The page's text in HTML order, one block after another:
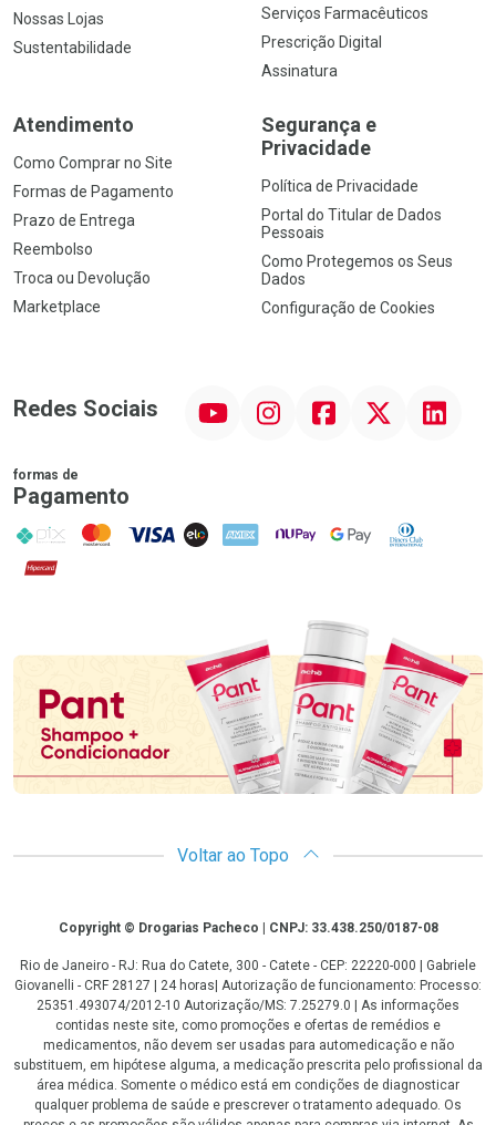
Nossas Lojas
Sustentabilidade
Serviços Farmacêuticos
Prescrição Digital
Assinatura
Atendimento
Como Comprar no Site
Formas de Pagamento
Prazo de Entrega
Reembolso
Troca ou Devolução
Marketplace
Segurança e
Privacidade
Política de Privacidade
Portal do Titular de Dados
Pessoais
Como Protegemos os Seus
Dados
Configuração de Cookies
Redes Sociais InstagramFacebookTwitter Linkedin
formas de
Pagamento
PIX MasterCard
VISA ELO AMEX NuPay Google PayDiners Club
Hipercard
Promoção em Destaque
Voltar ao Topo
CopyrightCopyright © Drogarias Pacheco | CNPJ: 33.438.250/0187-08
Rio de Janeiro - RJ: Rua do Catete, 300 - Catete - CEP: 22220-000 | Gabriele
Giovanelli - CRF 28127 | 24 horas| Autorização de funcionamento: Processo:
25351.493074/2012-10 Autorização/MS: 7.25279.0 | As informações
contidas neste site, como promoções e ofertas de remédios e
medicamentos, não devem ser usadas para automedicação e não
substituem, em hipótese alguma, a medicação prescrita pelo profissional da
área médica. Somente o médico está em condições de diagnosticar
qualquer problema de saúde e prescrever o tratamento adequado. Os